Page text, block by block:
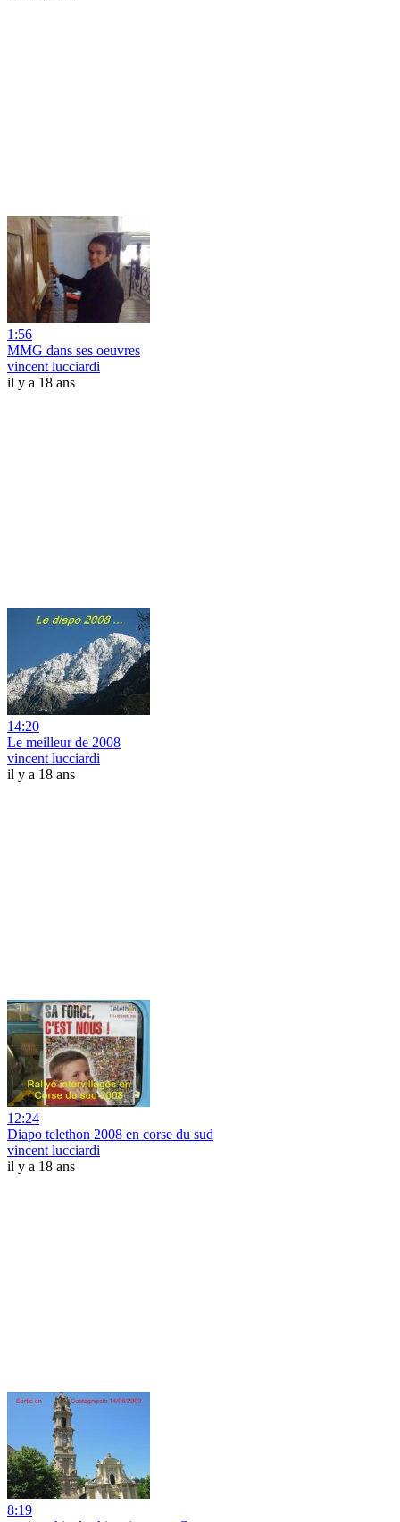
1:56
MMG dans ses oeuvres
vincent lucciardi
il y a 18 ans
14:20
Le meilleur de 2008
vincent lucciardi
il y a 18 ans
12:24
Diapo telethon 2008 en corse du sud
vincent lucciardi
il y a 18 ans
8:19